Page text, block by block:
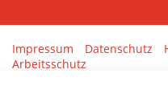
Impressum Datenschutz
Arbeitsschutz